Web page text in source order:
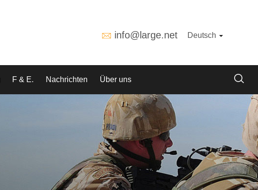
info@large.net Deutsch
F & E. Nachrichten Über uns